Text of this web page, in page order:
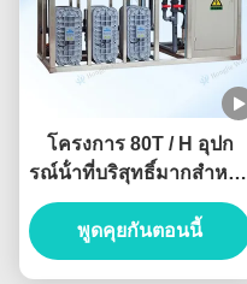
โครงการ 80T / H อุปก
รณ์น้ําที่บริสุทธิ์มากสําหรับ
การทําความสะอาดแผ่น
จอ
พูดคุยกันตอนนี้